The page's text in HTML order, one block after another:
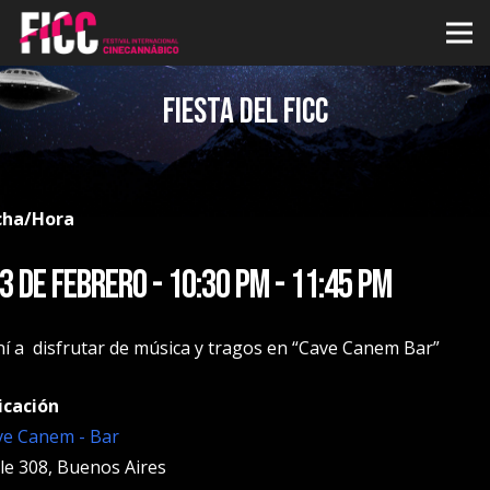
Fiesta del FICC
Hora
de febrero - 10:30 pm - 11:45 pm
a disfrutar de música y tragos en “Cave Canem Bar”
Canem - Bar
308, Buenos Aires